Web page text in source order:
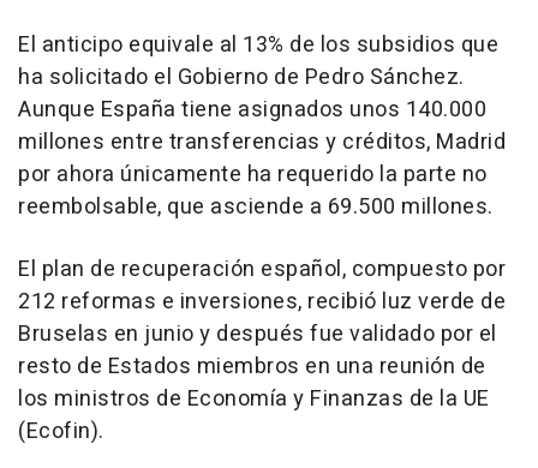
El anticipo equivale al 13% de los subsidios que
ha solicitado el Gobierno de Pedro Sánchez.
Aunque España tiene asignados unos 140.000
millones entre transferencias y créditos, Madrid
por ahora únicamente ha requerido la parte no
reembolsable, que asciende a 69.500 millones.
El plan de recuperación español, compuesto por
212 reformas e inversiones, recibió luz verde de
Bruselas en junio y después fue validado por el
resto de Estados miembros en una reunión de
los ministros de Economía y Finanzas de la UE
(Ecofin).